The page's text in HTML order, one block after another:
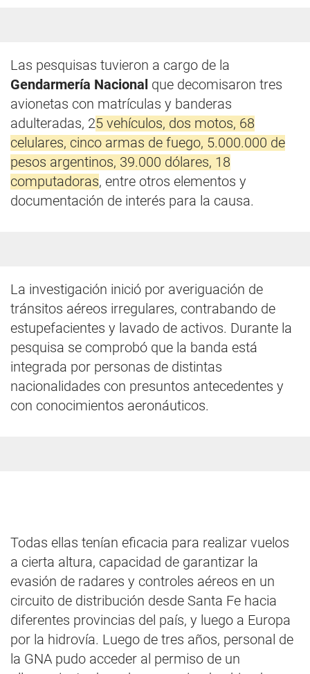
Las pesquisas tuvieron a cargo de la
Gendarmería Nacional que decomisaron tres
avionetas con matrículas y banderas
adulteradas, 25 vehículos, dos motos, 68
celulares, cinco armas de fuego, 5.000.000 de
pesos argentinos, 39.000 dólares, 18
computadoras, entre otros elementos y
documentación de interés para la causa.
La investigación inició por averiguación de
tránsitos aéreos irregulares, contrabando de
estupefacientes y lavado de activos. Durante la
pesquisa se comprobó que la banda está
integrada por personas de distintas
nacionalidades con presuntos antecedentes y
con conocimientos aeronáuticos.
Todas ellas tenían eficacia para realizar vuelos
a cierta altura, capacidad de garantizar la
evasión de radares y controles aéreos en un
circuito de distribución desde Santa Fe hacia
diferentes provincias del país, y luego a Europa
por la hidrovía. Luego de tres años, personal de
la GNA pudo acceder al permiso de un